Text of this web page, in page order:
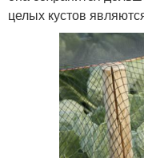
целых кустов